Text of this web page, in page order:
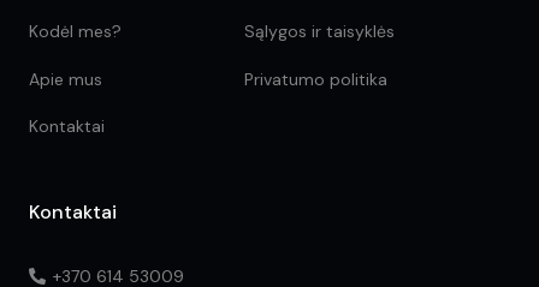
Kodėl mes?
Apie mus
Kontaktai
Sąlygos ir taisyklės
Privatumo politika
Kontaktai
+370 614 53009